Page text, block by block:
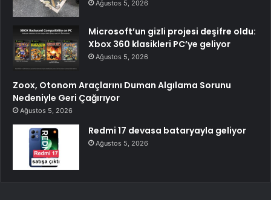
Ağustos 5, 2026
Microsoft’un gizli projesi deşifre oldu:
Xbox 360 klasikleri PC’ye geliyor
Ağustos 5, 2026
Zoox, Otonom Araçlarını Duman Algılama Sorunu
Nedeniyle Geri Çağırıyor
Ağustos 5, 2026
Redmi 17 devasa bataryayla geliyor
Ağustos 5, 2026